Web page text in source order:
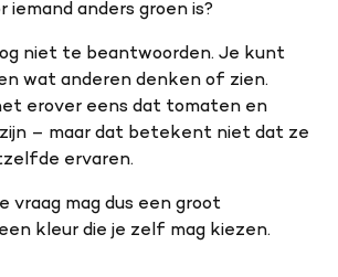
iemand anders groen is?
niet te beantwoorden. Je kunt
wat anderen denken of zien.
erover eens dat tomaten en
– maar dat betekent niet dat ze
ervaren.
vraag mag dus een groot
kleur die je zelf mag kiezen.